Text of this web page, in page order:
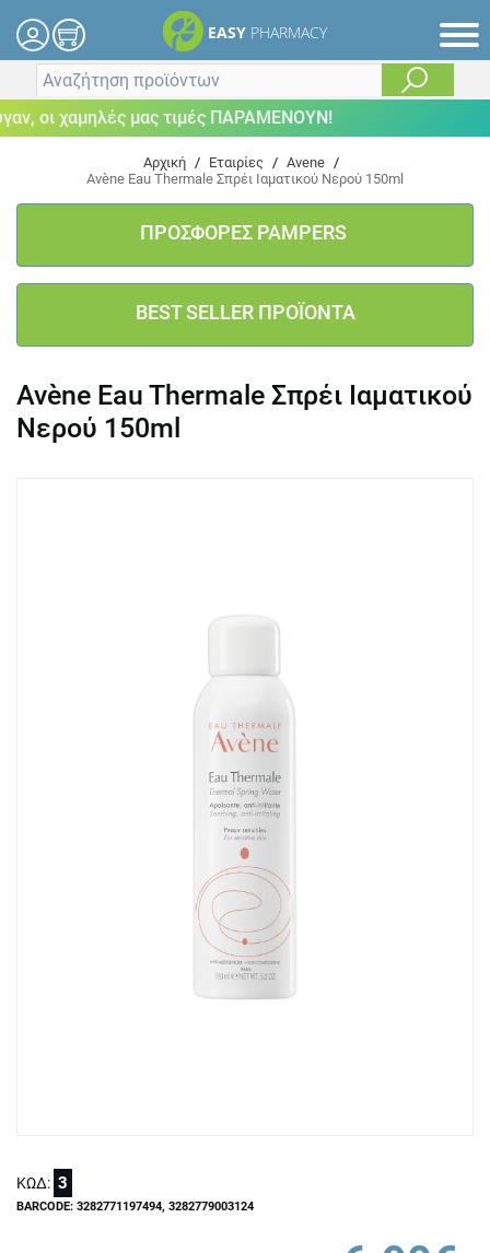
EASY PHARMACY
οι χαμηλές μας τιμές ΠΑΡΑΜΕΝΟΥΝ!
Αρχική / Εταιρίες / Avene /
Avène Eau Thermale Σπρέι Ιαματικού Νερού 150ml
ΠΡΟΣΦΟΡΕΣ PAMPERS
BEST SELLER ΠΡΟΪΟΝΤΑ
Avène Eau Thermale Σπρέι Ιαματικού
Νερού 150ml
ΚΩΔ: 3
BARCODE: 3282771197494, 3282779003124